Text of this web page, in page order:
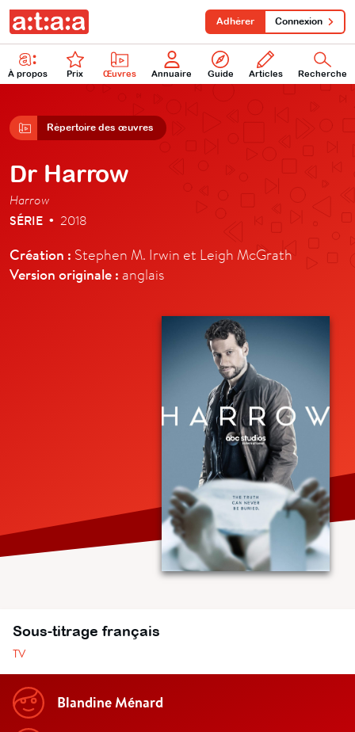
À propos Prix Œuvres Annuaire Guide Articles Recherche
Adhérer Connexion
Répertoire des œuvres
Dr Harrow
Harrow
SÉRIE • 2018
Création : Stephen M. Irwin et Leigh McGrath
Version originale : anglais
Sous-titrage français
TV
Blandine Ménard